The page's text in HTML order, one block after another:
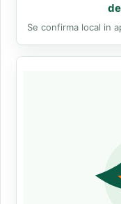
Se confirma local in